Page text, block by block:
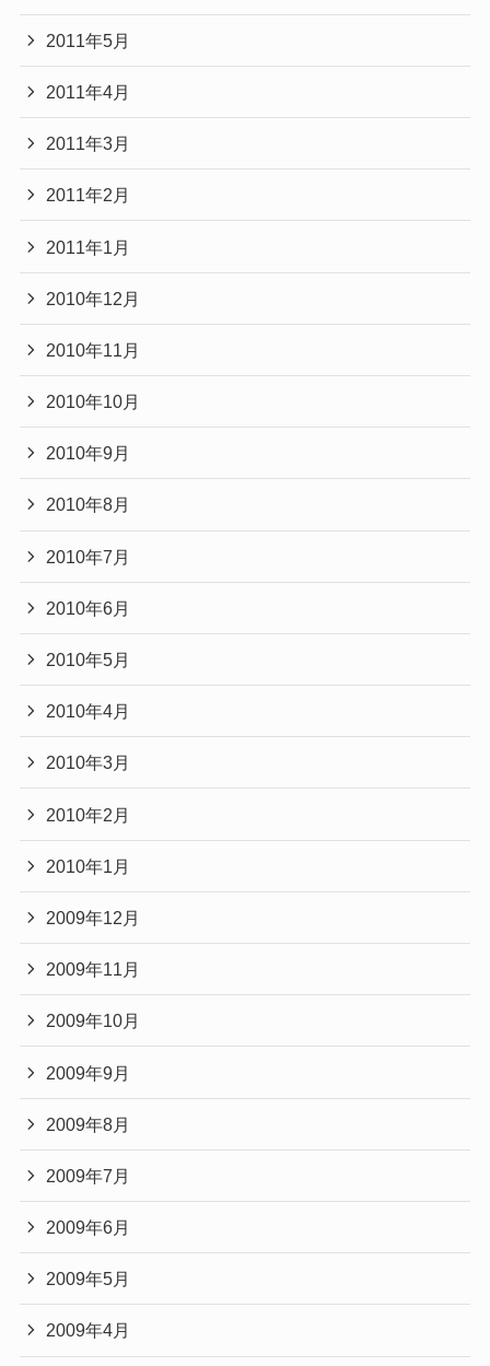
2011年5月
2011年4月
2011年3月
2011年2月
2011年1月
2010年12月
2010年11月
2010年10月
2010年9月
2010年8月
2010年7月
2010年6月
2010年5月
2010年4月
2010年3月
2010年2月
2010年1月
2009年12月
2009年11月
2009年10月
2009年9月
2009年8月
2009年7月
2009年6月
2009年5月
2009年4月